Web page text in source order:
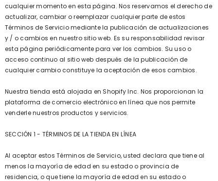
cualquier momento en esta página. Nos reservamos el derecho de
actualizar, cambiar o reemplazar cualquier parte de estos
Términos de Servicio mediante la publicación de actualizaciones
y / o cambios en nuestro sitio web. Es su responsabilidad revisar
esta página periódicamente para ver los cambios. Su uso o
acceso continuo al sitio web después de la publicación de
cualquier cambio constituye la aceptación de esos cambios.
Nuestra tienda está alojada en Shopify Inc. Nos proporcionan la
plataforma de comercio electrónico en línea que nos permite
venderle nuestros productos y servicios.
SECCIÓN 1 - TÉRMINOS DE LA TIENDA EN LÍNEA
Al aceptar estos Términos de Servicio, usted declara que tiene al
menos la mayoría de edad en su estado o provincia de
residencia, o que tiene la mayoría de edad en su estado o